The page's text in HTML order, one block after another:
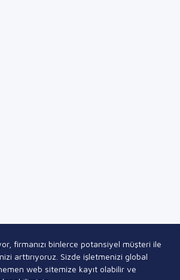
firmanızı binlerce potansiyel müşteri ile
arttırıyoruz. Sizde işletmenizi global
web sitemize kayıt olabilir ve